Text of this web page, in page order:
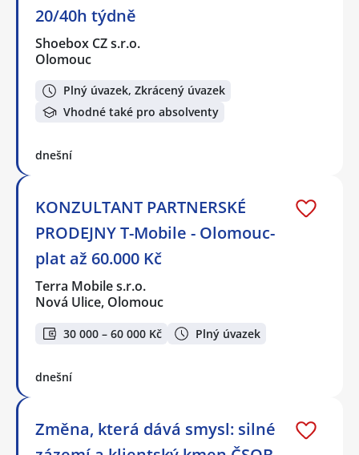
20/40h týdně
Shoebox CZ s.r.o.
Olomouc
Plný úvazek, Zkrácený úvazek
Vhodné také pro absolventy
dnešní
KONZULTANT PARTNERSKÉ
PRODEJNY T-Mobile - Olomouc-
plat až 60.000 Kč
Terra Mobile s.r.o.
Nová Ulice, Olomouc
30 000 – 60 000 Kč Plný úvazek
dnešní
Změna, která dává smysl: silné